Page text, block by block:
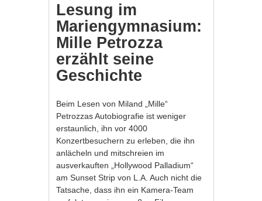
Lesung im
Mariengymnasium:
Mille Petrozza
erzählt seine
Geschichte
Beim Lesen von Miland „Mille“
Petrozzas Autobiografie ist weniger
erstaunlich, ihn vor 4000
Konzertbesuchern zu erleben, die ihn
anlächeln und mitschreien im
ausverkauften „Hollywood Palladium“
am Sunset Strip von L.A. Auch nicht die
Tatsache, dass ihn ein Kamera-Team